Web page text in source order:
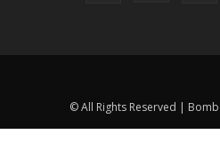
© All Rights Reserved |